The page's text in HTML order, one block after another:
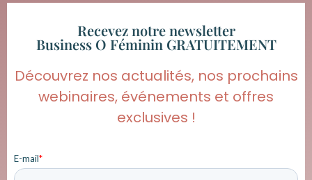
Recevez notre newsletter
Business O Féminin GRATUITEMENT
Découvrez nos actualités, nos prochains
webinaires, événements et offres
exclusives !